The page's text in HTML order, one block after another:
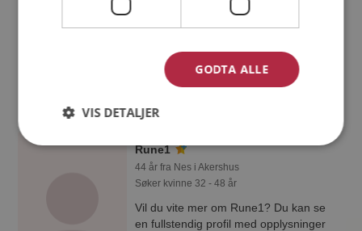
Søker kvinne 27 - 41 år
deg? Bli medlem og se hva Espen liker
å gjøre om kvelden. Kanskje en
treningsentusiast som deg selv?
Rune1
44 år fra Nes i Akershus
Søker kvinne 32 - 48 år
Vil du vite mer om Rune1? Du kan se
en fullstendig profil med opplysninger
GODTA ALLE
VIS DETALJER